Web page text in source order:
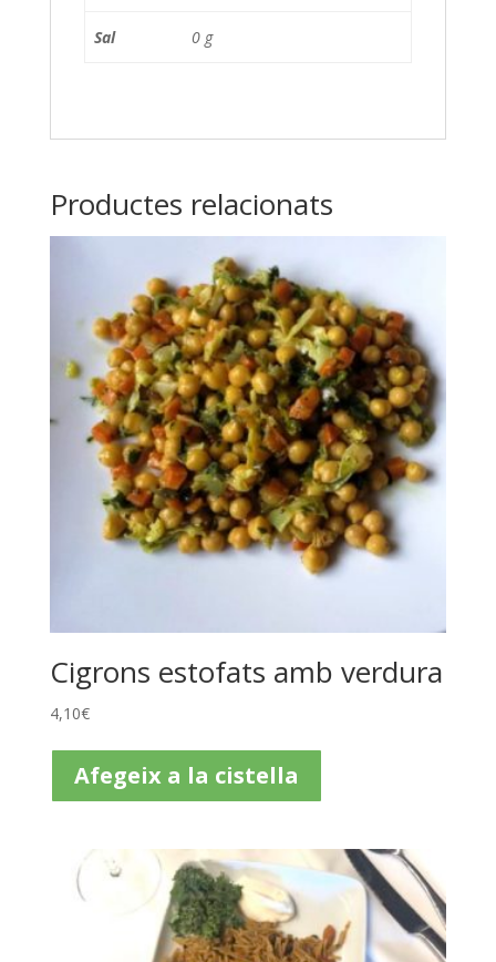
Sal 0 g
Productes relacionats
Cigrons estofats amb verdura
4,10€
Afegeix a la cistella